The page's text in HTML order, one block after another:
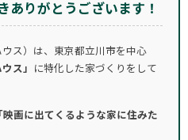
ありがとうございます！
ス）は、東京都立川市を中心
ス」 に特化した家づくりをして
映画に出てくるような家に住みた